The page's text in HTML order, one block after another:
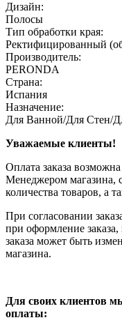
Дизайн:
Полосы
Тип обработки края:
Ректифицированный
Производитель:
PERONDA
Страна:
Испания
Назначение:
Для Ванной/Для Стен/
Уважаемые клиенты!
Оплата заказа возможна
Менеджером магазина,
количества товаров, а
При согласовании
при оформление
заказа может быть
магазина.
Для своих клиентов
оплаты: